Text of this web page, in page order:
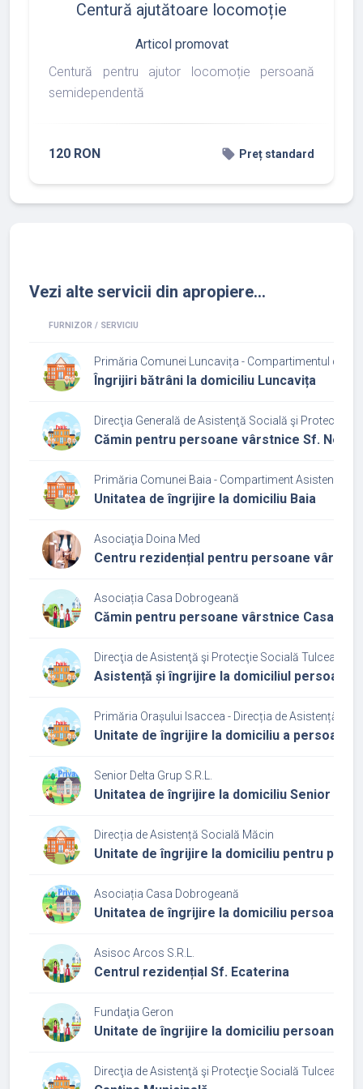
Centură ajutătoare locomoție
Articol promovat
Centură pentru ajutor locomoție persoană
semidependentă
120 RON local_offer Preț standard
Vezi alte servicii din apropiere...
FURNIZOR / SERVICIU
Primăria Comunei Luncavița - Compartimentul de
Îngrijiri bătrâni la domiciliu Luncavița
Direcţia Generală de Asistenţă Socială şi Protecţia
Cămin pentru persoane vârstnice Sf.
Primăria Comunei Baia - Compartiment Asistenţă
Unitatea de îngrijire la domiciliu Baia
Asociaţia Doina Med
Centru rezidențial pentru persoane
Asociația Casa Dobrogeană
Cămin pentru persoane vârstnice Casa
Direcţia de Asistenţă şi Protecţie Socială Tulcea
Asistență și îngrijire la domiciliul
Primăria Orașului Isaccea - Direcția de Asistență
Unitate de îngrijire la domiciliu a
Senior Delta Grup S.R.L.
Unitatea de îngrijire la domiciliu Senior
Direcția de Asistență Socială Măcin
Unitate de îngrijire la domiciliu pentru
Asociația Casa Dobrogeană
Unitatea de îngrijire la domiciliu persoane
Asisoc Arcos S.R.L.
Centrul rezidențial Sf. Ecaterina
Fundaţia Geron
Unitate de îngrijire la domiciliu persoane
Direcţia de Asistenţă şi Protecţie Socială Tulcea